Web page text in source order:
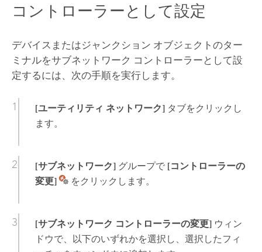
コントローラーとして設定
デバイスまたはジャンクション オブジェクトのター
ミナルをサブネットワーク コントローラーとして設
定するには、次の手順を実行します。
[ユーティリティ ネットワーク]タブをクリックし
ます。
[サブネットワーク]グループで [コントローラーの
変更]
をクリックします。
[サブネットワーク コントローラーの変更]ウィン
ドウで、以下のいずれかを選択し、選択したフィ